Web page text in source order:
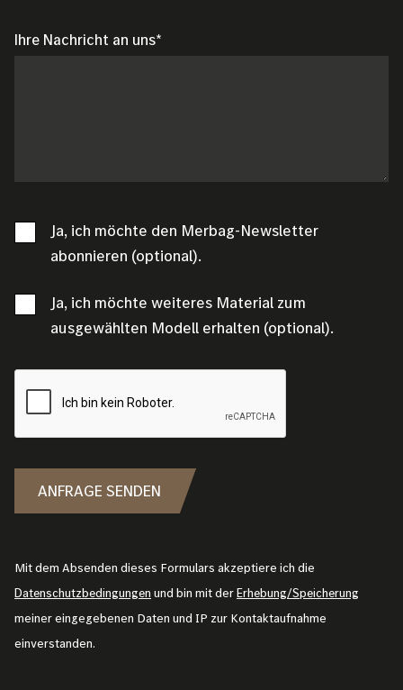
Ihre Nachricht an uns
Ja, ich möchte den Merbag-Newsletter
abonnieren (optional).
Ja, ich möchte weiteres Material zum
ausgewählten Modell erhalten (optional).
ANFRAGE SENDEN
Mit dem Absenden dieses Formulars akzeptiere ich die
Datenschutzbedingungen und bin mit derErhebung/Speicherung
meiner eingegebenen Daten und IP zur Kontaktaufnahme
einverstanden.